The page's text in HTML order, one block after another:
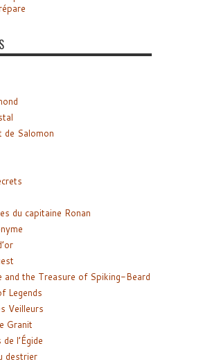
de Salomon
du capitaine Ronan
and the Treasure of Spiking-Beard
Legends
Veilleurs
Granit
l’Égide
destrier